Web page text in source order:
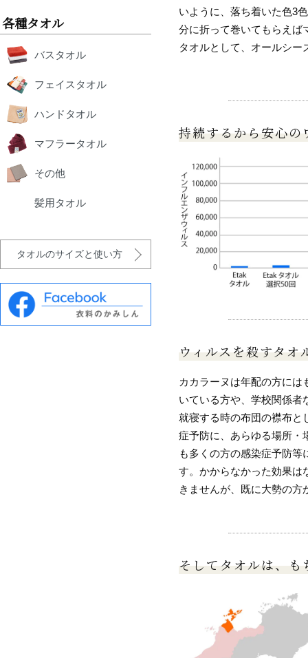
いように、落ち着いた色3
分に折って巻いてもらえば
タオルとして、オールシー
持続するから安心の
ウィルスを殺すタオ
カカラーヌは年配の方に
いている方や、学校関係者
就寝する時の布団の襟布と
症予防に、あらゆる場所・
も多くの方の感染症予防
す。かからなかった効果は
きませんが、既に大勢の方
そしてタオルは、
各種タオル
バスタオル
フェイスタオル
ハンドタオル
マフラータオル
その他
髪用タオル
タオルのサイズと使い方